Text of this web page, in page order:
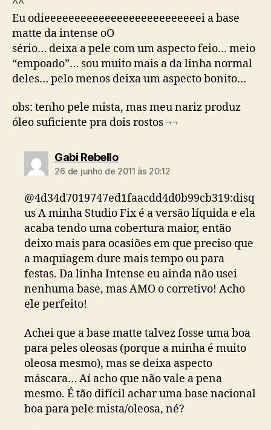
^^
Eu odieeeeeeeeeeeeeeeeeeeeeeeeeei a base
matte da intense oO
sério… deixa a pele com um aspecto feio… meio
“empoado”… sou muito mais a da linha normal
deles… pelo menos deixa um aspecto bonito…
obs: tenho pele mista, mas meu nariz produz
óleo suficiente pra dois rostos ¬¬
Gabi Rebellodiz:
26 de junho de 2011 às 20:12
@4d34d7019747ed1faacdd4d0b99cb319:disq
us A minha Studio Fix é a versão líquida e ela
acaba tendo uma cobertura maior, então
deixo mais para ocasiões em que preciso que
a maquiagem dure mais tempo ou para
festas. Da linha Intense eu ainda não usei
nenhuma base, mas AMO o corretivo! Acho
ele perfeito!
Achei que a base matte talvez fosse uma boa
para peles oleosas (porque a minha é muito
oleosa mesmo), mas se deixa aspecto
máscara… Aí acho que não vale a pena
mesmo. É tão difícil achar uma base nacional
boa para pele mista/oleosa, né?